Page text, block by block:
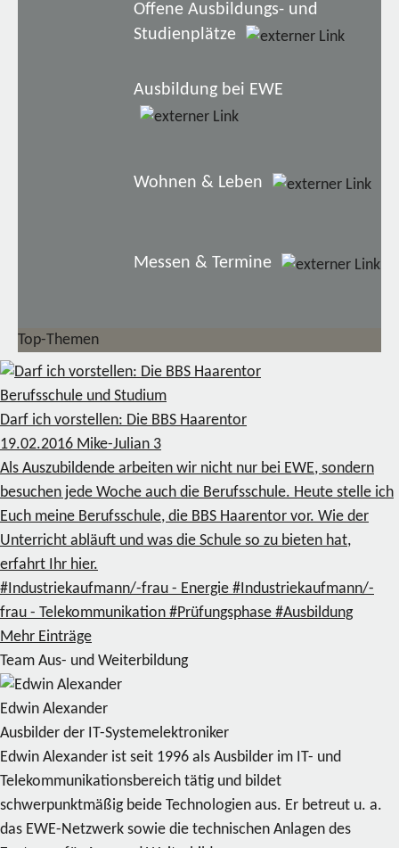
Offene Ausbildungs- und
Studienplätze
Ausbildung bei EWE
Wohnen & Leben
Messen & Termine
Top-Themen
Berufsschule und Studium
Darf ich vorstellen: Die BBS Haarentor
19.02.2016 Mike-Julian 3
Als Auszubildende arbeiten wir nicht nur bei EWE, sondern
besuchen jede Woche auch die Berufsschule. Heute stelle ich
Euch meine Berufsschule, die BBS Haarentor vor. Wie der
Unterricht abläuft und was die Schule so zu bieten hat,
erfahrt Ihr hier.
#Industriekaufmann/-frau - Energie #Industriekaufmann/-
frau - Telekommunikation #Prüfungsphase #Ausbildung
Mehr Einträge
Team Aus- und Weiterbildung
Edwin Alexander
Ausbilder der IT-Systemelektroniker
Edwin Alexander ist seit 1996 als Ausbilder im IT- und
Telekommunikationsbereich tätig und bildet
schwerpunktmäßig beide Technologien aus. Er betreut u. a.
das EWE-Netzwerk sowie die technischen Anlagen des